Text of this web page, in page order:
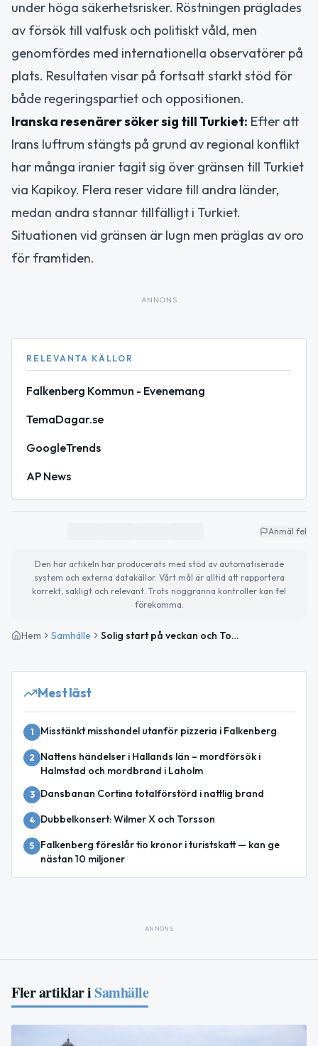
under höga säkerhetsrisker. Röstningen präglades
av försök till valfusk och politiskt våld, men
genomfördes med internationella observatörer på
plats. Resultaten visar på fortsatt starkt stöd för
både regeringspartiet och oppositionen.
Iranska resenärer söker sig till Turkiet: Efter att
Irans luftrum stängts på grund av regional konflikt
har många iranier tagit sig över gränsen till Turkiet
via Kapikoy. Flera reser vidare till andra länder,
medan andra stannar tillfälligt i Turkiet.
Situationen vid gränsen är lugn men präglas av oro
för framtiden.
ANNONS
RELEVANTA KÄLLOR
Falkenberg Kommun - Evenemang
TemaDagar.se
GoogleTrends
AP News
Anmäl fel
Den här artikeln har producerats med stöd av automatiserade
system och externa datakällor. Vårt mål är alltid att rapportera
korrekt, sakligt och relevant. Trots noggranna kontroller kan fel
förekomma.
Hem Samhälle Solig start på veckan och Tomatsåsens dag firas
Mest läst
1 Misstänkt misshandel utanför pizzeria i Falkenberg
2
Nattens händelser i Hallands län – mordförsök i
Halmstad och mordbrand i Laholm
3 Dansbanan Cortina totalförstörd i nattlig brand
4 Dubbelkonsert: Wilmer X och Torsson
5
Falkenberg föreslår tio kronor i turistskatt — kan ge
nästan 10 miljoner
ANNONS
Fler artiklar iSamhälle